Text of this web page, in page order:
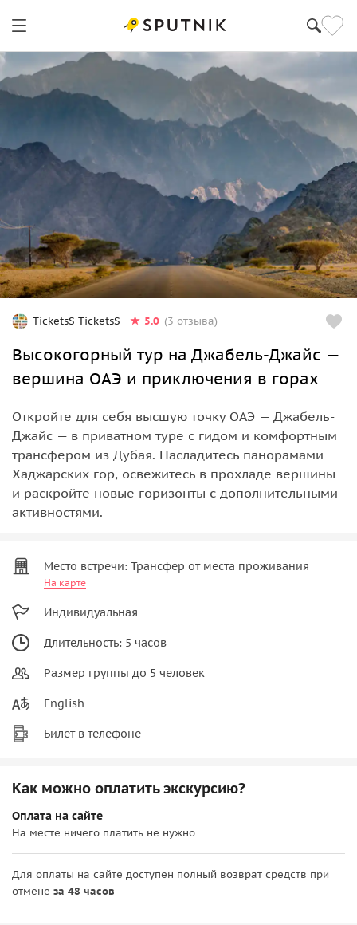
TicketsS TicketsS 5.0 (3 отзыва)
Высокогорный тур на Джабель-Джайс —
вершина ОАЭ и приключения в горах
Откройте для себя высшую точку ОАЭ — Джабель-
Джайс — в приватном туре с гидом и комфортным
трансфером из Дубая. Насладитесь панорамами
Хаджарских гор, освежитесь в прохладе вершины
и раскройте новые горизонты с дополнительными
активностями.
Место встречи: Трансфер от места проживания
На карте
Индивидуальная
Длительность: 5 часов
Размер группы до 5 человек
English
Билет в телефоне
Как можно оплатить экскурсию?
Оплата на сайте
На месте ничего платить не нужно
Для оплаты на сайте доступен полный возврат средств при
отмене за 48 часов